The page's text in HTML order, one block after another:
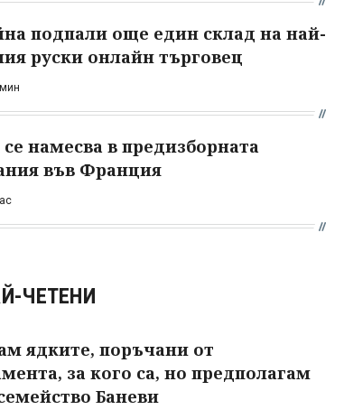
подпали още един склад на най-
руски онлайн търговец
се намесва в предизборната
във Франция
ЧЕТЕНИ
ядките, поръчани от
за кого са, но предполагам
Баневи